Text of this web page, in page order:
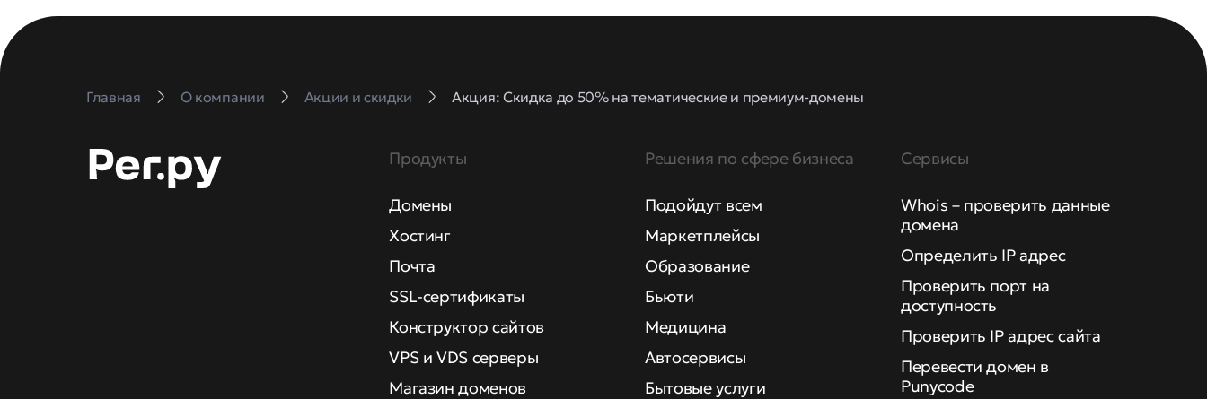
Главная О компании Акции и скидки Акция: Скидка до 50% на тематические и премиум-домены
Продукты
Домены
Хостинг
Почта
SSL-сертификаты
Конструктор сайтов
VPS и VDS серверы
Магазин доменов
Решения по сфере бизнеса
Подойдут всем
Маркетплейсы
Образование
Бьюти
Медицина
Автосервисы
Бытовые услуги
Сервисы
Whois – проверить данные
домена
Определить IP адрес
Проверить порт на
доступность
Проверить IP адрес сайта
Перевести домен в
Punycode